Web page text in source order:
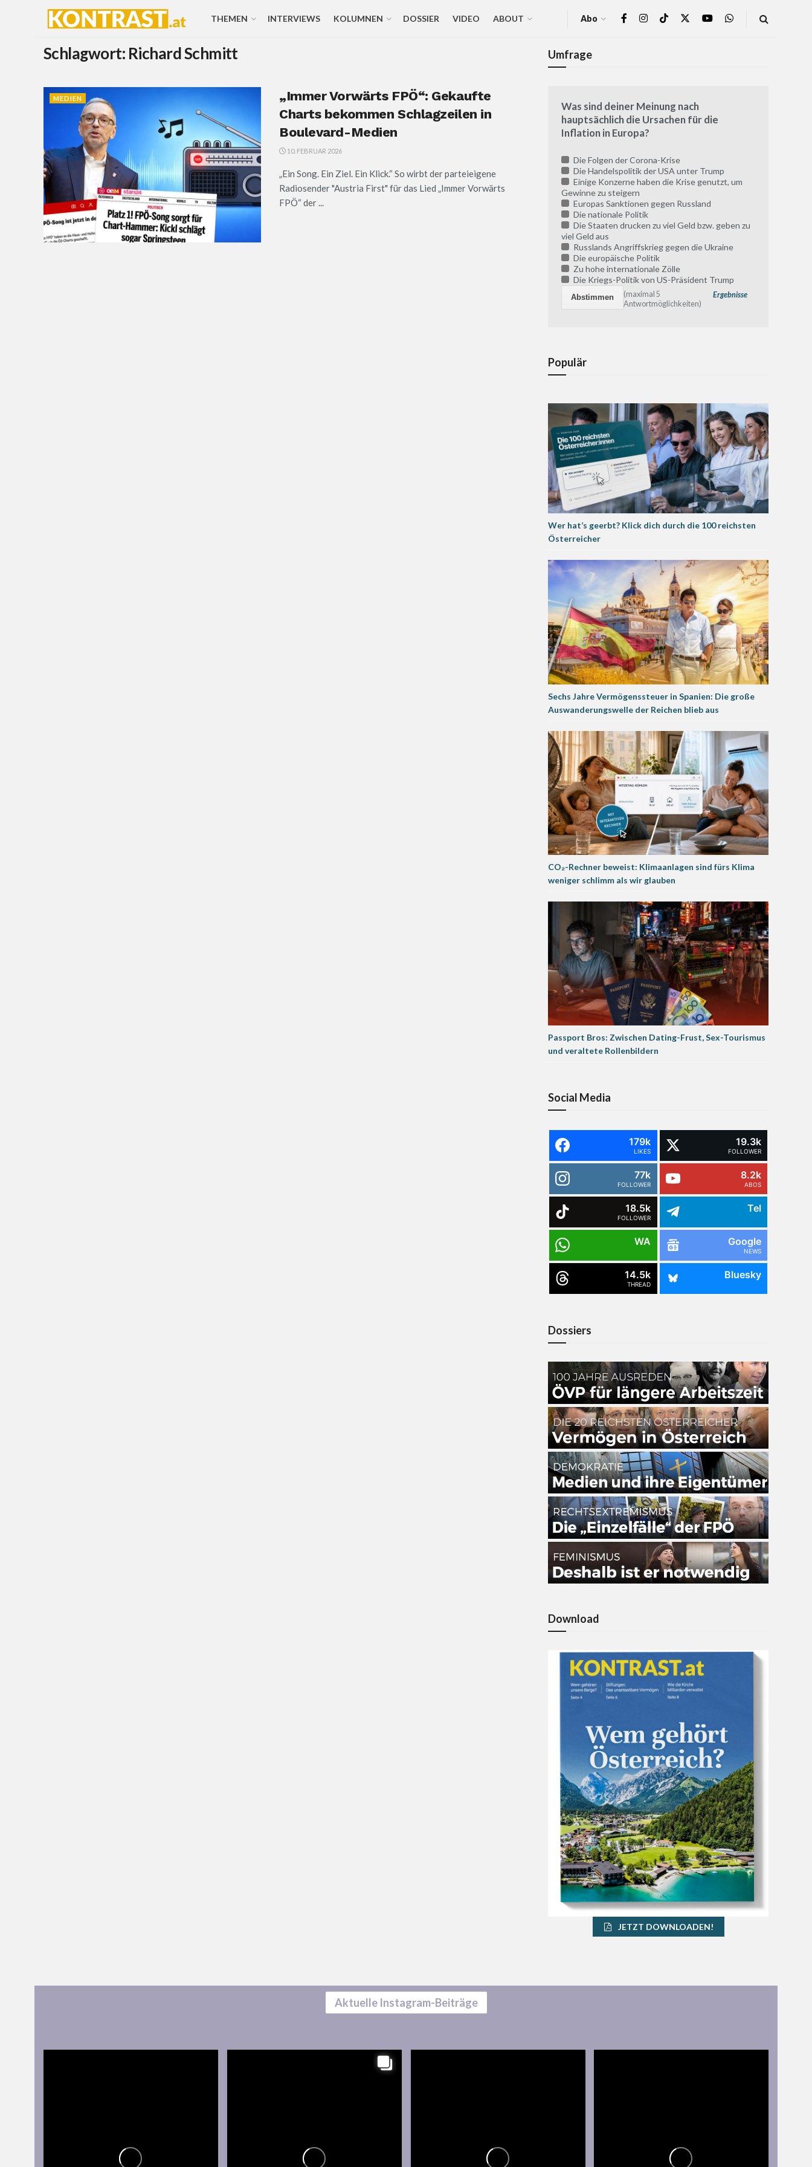
THEMEN INTERVIEWS KOLUMNEN DOSSIER VIDEO ABOUT Abo
Schlagwort: Richard Schmitt
MEDIEN
„Immer Vorwärts FPÖ“: Gekaufte
Charts bekommen Schlagzeilen in
Boulevard-Medien
10. FEBRUAR 2026
„Ein Song. Ein Ziel. Ein Klick.“ So wirbt der parteieigene
Radiosender "Austria First" für das Lied „Immer Vorwärts
FPÖ“ der ...
Umfrage
Was sind deiner Meinung nach
hauptsächlich die Ursachen für die
Inflation in Europa?
Die Folgen der Corona-Krise
Die Handelspolitik der USA unter Trump
Einige Konzerne haben die Krise genutzt, um
Gewinne zu steigern
Europas Sanktionen gegen Russland
Die nationale Politik
Die Staaten drucken zu viel Geld bzw. geben zu
viel Geld aus
Russlands Angriffskrieg gegen die Ukraine
Die europäische Politik
Zu hohe internationale Zölle
Die Kriegs-Politik von US-Präsident Trump
Ergebnisse
(maximal 5
Antwortmöglichkeiten)
Populär
Wer hat’s geerbt? Klick dich durch die 100 reichsten
Österreicher
Sechs Jahre Vermögenssteuer in Spanien: Die große
Auswanderungswelle der Reichen blieb aus
CO₂-Rechner beweist: Klimaanlagen sind fürs Klima
weniger schlimm als wir glauben
Passport Bros: Zwischen Dating-Frust, Sex-Tourismus
und veraltete Rollenbildern
Social Media
179k
LIKES
19.3k
FOLLOWER
77k
FOLLOWER
8.2k
ABOS
18.5k
FOLLOWER
Tel
WA Google
NEWS
14.5k
THREAD
Bluesky
Dossiers
Download
JETZT DOWNLOADEN!
Aktuelle Instagram-Beiträge